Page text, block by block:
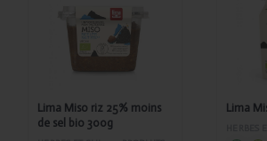
25%
moins de
Lima Miso riz 25% moins
de sel bio 300g
Miso
Lima